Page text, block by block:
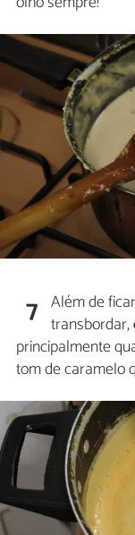
7 Além de
transbordar,
principalmente
tom de caramelo